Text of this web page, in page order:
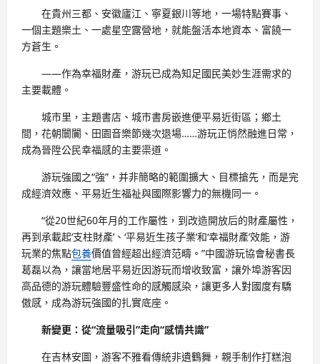
在貴州三都、安徽廬江、寧夏銀川等地，一場特點賽事、
一個主題樂土、一處星空露營地，就能盤活本地資本、富饒一
方蒼生。
——作為幸福財產，游玩已成為知足國民美妙生涯需求的
主要載體。
城市里，主題書店、城市書房嵌進便平易近街區；鄉土
間，花朝闤闠、田園音樂節幾次退場……游玩正悄然融進日常，
成為晉陞公民幸福感的主要渠道。
游玩強國之“強”，并非簡略的範圍擴大、目標搶先，而是完
成經濟效應、平易近生福祉與國際影響力的無機同一。
“從20世紀60年月的工作屬性，到改造開放后的財產屬性，
再到承載起‘支柱財產’、‘平易近生孩子業’和‘幸福財產’效能，游
玩業的焦點包養價值曾經超出經濟范疇。”中國游玩協會秘書長
葛磊以為，讓當地居平易近因游玩而增收致富，讓外埠游客因
高品德的游玩體驗豐盛性命的感觸感染，讓更多人對國度有驕
傲感，成為游玩強國的扎實底座。
新變更：從“流量吸引”走向“感情共識”
在吉林安圖，游客不雅看傳統非遺鶴舞，親手制作打糕泡